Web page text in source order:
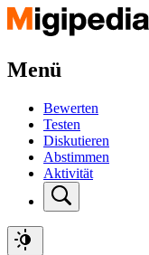
Menü
Bewerten
Testen
Diskutieren
Abstimmen
Aktivität